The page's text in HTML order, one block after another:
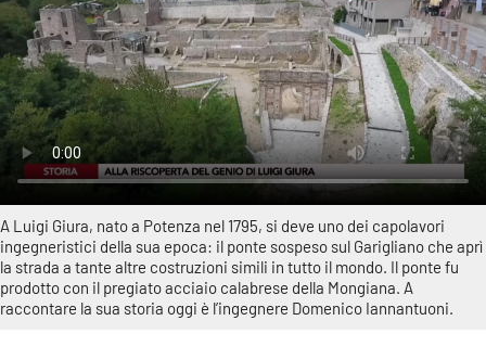
Economia e lavoro
Italia Mondo
Sanità
Sport
Cultura
Podcast
A Luigi Giura, nato a Potenza nel 1795, si deve uno dei capolavori
ingegneristici della sua epoca: il ponte sospeso sul Garigliano che aprì
la strada a tante altre costruzioni simili in tutto il mondo. Il ponte fu
prodotto con il pregiato acciaio calabrese della Mongiana. A
raccontare la sua storia oggi è l’ingegnere Domenico Iannantuoni.